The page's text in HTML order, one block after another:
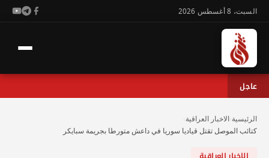
السبت، 8 أغسطس 2026
عاجل
الرئيسية الاخبار العراقية
كتائب الموصل تقتل قياديا سوريا في داعش متورطا بجريمة سبايكر
الاخبار العراقية